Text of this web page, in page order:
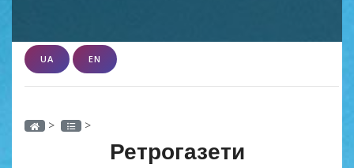
UA EN
> >
Ретрогазети